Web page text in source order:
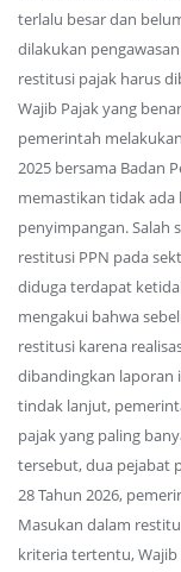
terlalu besar dan
dilakukan
restitusi pajak harus
Wajib Pajak yang
pemerintah
2025 bersama Badan
memastikan tidak
penyimpangan. Salah
restitusi PPN pada
diduga terdapat
mengakui bahwa
restitusi karena
dibandingkan laporan
tindak lanjut,
pajak yang paling
tersebut, dua pejabat
28 Tahun 2026,
Masukan dalam
kriteria tertentu,